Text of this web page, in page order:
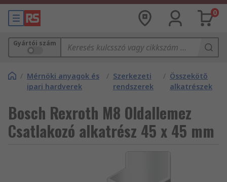
0
Gyártói szám
/ Mérnöki anyagok és
ipari hardverek
/ Szerkezeti
rendszerek
/ Összekötő
alkatrészek
Bosch Rexroth M8 Oldallemez
Csatlakozó alkatrész 45 x 45 mm